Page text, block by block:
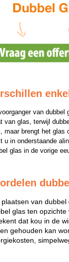
van
van glas, terwijl
maar brengt het glas
u in onderstaande
glas in de vorige
plaatsen van
glas ten
dat kou in de
gehouden kan